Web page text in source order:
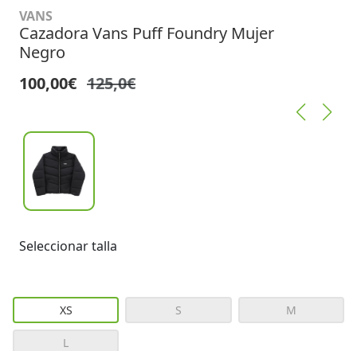
VANS
Cazadora Vans Puff Foundry Mujer
Negro
100,00€ 125,0€
Seleccionar talla
XS S M
L